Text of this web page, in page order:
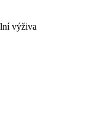
výživa